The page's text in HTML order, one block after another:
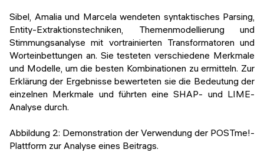
Sibel, Amalia und Marcela wendeten syntaktisches Parsing,
Entity-Extraktionstechniken, Themenmodellierung und
Stimmungsanalyse mit vortrainierten Transformatoren und
Worteinbettungen an. Sie testeten verschiedene Merkmale
und Modelle, um die besten Kombinationen zu ermitteln. Zur
Erklärung der Ergebnisse bewerteten sie die Bedeutung der
einzelnen Merkmale und führten eine SHAP- und LIME-
Analyse durch.
Abbildung 2: Demonstration der Verwendung der POSTme!-
Plattform zur Analyse eines Beitrags.